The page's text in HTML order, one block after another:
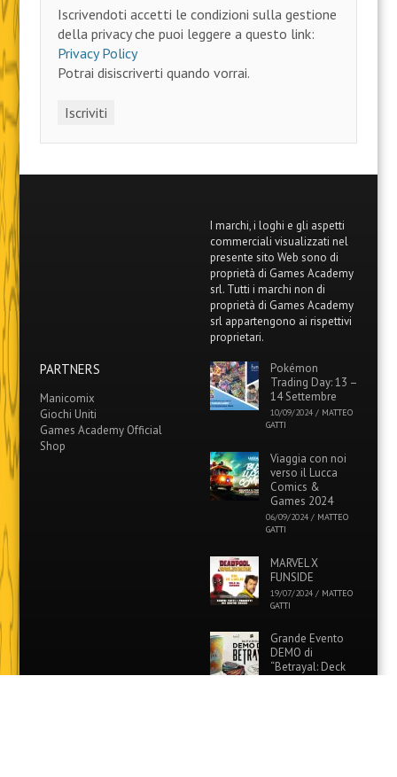
Iscrivendoti accetti le condizioni sulla gestione
della privacy che puoi leggere a questo link:
Privacy Policy
Potrai disiscriverti quando vorrai.
I marchi, i loghi e gli aspetti
commerciali visualizzati nel
presente sito Web sono di
proprietà di Games Academy
srl. Tutti i marchi non di
proprietà di Games Academy
srl appartengono ai rispettivi
proprietari.
PARTNERS
Manicomix
Giochi Uniti
Games Academy Official
Shop
Pokémon
Trading Day: 13 –
14 Settembre
10/09/2024 / MATTEO
GATTI
Viaggia con noi
verso il Lucca
Comics &
Games 2024
06/09/2024 / MATTEO
GATTI
MARVEL X
FUNSIDE
19/07/2024 / MATTEO
GATTI
Grande Evento
DEMO di
“Betrayal: Deck